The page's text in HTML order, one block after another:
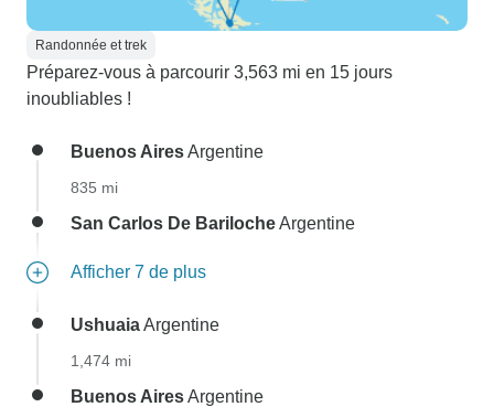
Randonnée et trek
Préparez-vous à parcourir 3,563 mi en 15 jours
inoubliables !
Buenos AiresArgentine
835 mi
San Carlos De BarilocheArgentine
Afficher 7 de plus
UshuaiaArgentine
1,474 mi
Buenos AiresArgentine